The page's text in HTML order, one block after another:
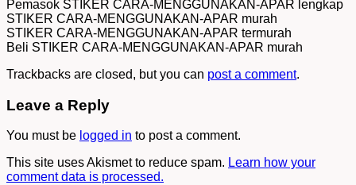
Pemasok STIKER CARA-MENGGUNAKAN-APAR lengkap
STIKER CARA-MENGGUNAKAN-APAR murah
STIKER CARA-MENGGUNAKAN-APAR termurah
Beli STIKER CARA-MENGGUNAKAN-APAR murah
Trackbacks are closed, but you can post a comment.
Leave a Reply
You must be logged in to post a comment.
This site uses Akismet to reduce spam. Learn how your
comment data is processed.